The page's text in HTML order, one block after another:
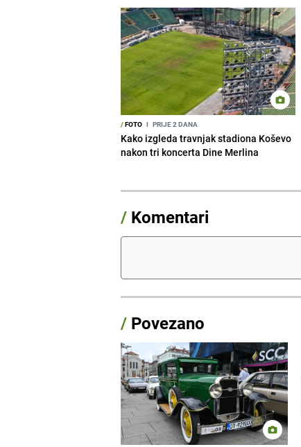
/FOTO I PRIJE 2 DANA
Kako izgleda travnjak stadiona Koševo
nakon tri koncerta Dine Merlina
/ Komentari
/ Povezano